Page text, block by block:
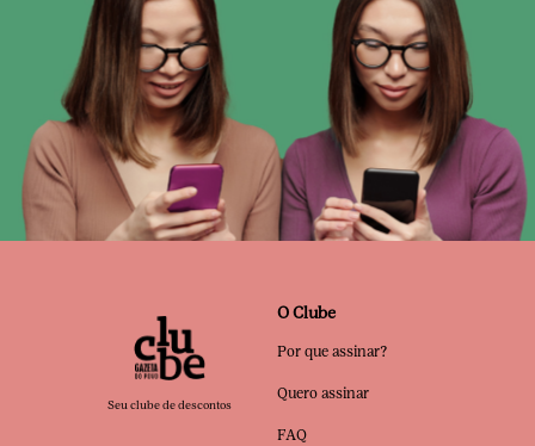
Seu clube de descontos
O Clube
Por que assinar?
Quero assinar
FAQ